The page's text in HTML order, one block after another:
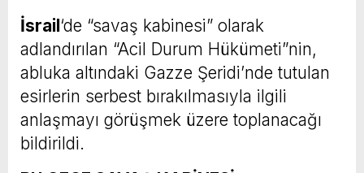
İsrail‘de “savaş kabinesi” olarak
adlandırılan “Acil Durum Hükümeti”nin,
abluka altındaki Gazze Şeridi’nde tutulan
esirlerin serbest bırakılmasıyla ilgili
anlaşmayı görüşmek üzere toplanacağı
bildirildi.